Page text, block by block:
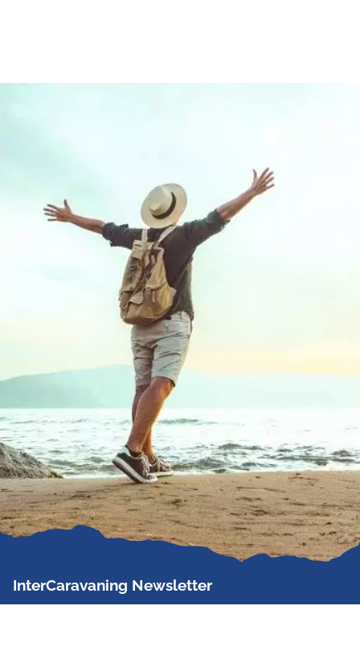
InterCaravaning Newsletter